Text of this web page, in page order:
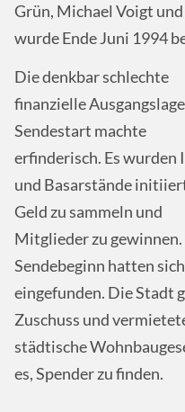
Grün, Michael Voigt
wurde Ende Juni 1994
Die denkbar schlechte
finanzielle
Sendestart machte
erfinderisch. Es wurden
und Basarstände
Geld zu sammeln und
Mitglieder zu gewinnen.
Sendebeginn hatten
eingefunden. Die Stadt
Zuschuss und
städtische
es, Spender zu finden.